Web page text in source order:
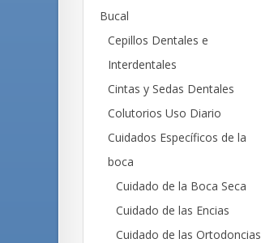
Bucal
Cepillos Dentales e
Interdentales
Cintas y Sedas Dentales
Colutorios Uso Diario
Cuidados Específicos de la
boca
Cuidado de la Boca Seca
Cuidado de las Encias
Cuidado de las Ortodoncias